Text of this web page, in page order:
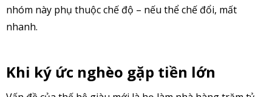
nhóm này phụ thuộc chế độ – nếu thể chế đổi, mất
nhanh.
Khi ký ức nghèo gặp tiền lớn